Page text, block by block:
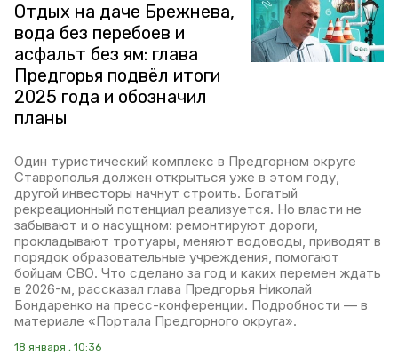
Отдых на даче Брежнева,
вода без перебоев и
асфальт без ям: глава
Предгорья подвёл итоги
2025 года и обозначил
планы
Один туристический комплекс в Предгорном округе
Ставрополья должен открыться уже в этом году,
другой инвесторы начнут строить. Богатый
рекреационный потенциал реализуется. Но власти не
забывают и о насущном: ремонтируют дороги,
прокладывают тротуары, меняют водоводы, приводят в
порядок образовательные учреждения, помогают
бойцам СВО. Что сделано за год и каких перемен ждать
в 2026-м, рассказал глава Предгорья Николай
Бондаренко на пресс-конференции. Подробности — в
материале «Портала Предгорного округа».
18 января , 10:36